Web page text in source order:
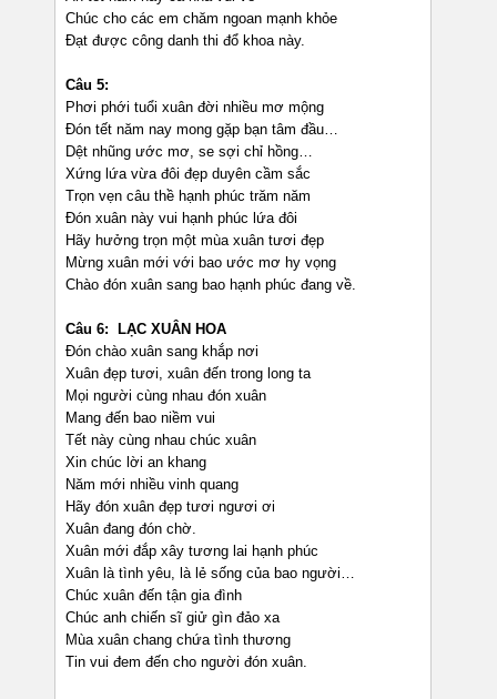
Chúc cho các em chăm ngoan mạnh khỏe
Đạt được công danh thi đổ khoa này.
Câu 5:
Phơi phới tuổi xuân đời nhiều mơ mộng
Đón tết năm nay mong gặp bạn tâm đầu…
Dệt nhũng ước mơ, se sợi chỉ hồng…
Xứng lứa vừa đôi đẹp duyên cầm sắc
Trọn vẹn câu thề hạnh phúc trăm năm
Đón xuân này vui hạnh phúc lứa đôi
Hãy hưởng trọn một mùa xuân tươi đẹp
Mừng xuân mới với bao ước mơ hy vọng
Chào đón xuân sang bao hạnh phúc đang về.
Câu 6:
LẠC XUÂN HOA
Đón chào xuân sang khắp nơi
Xuân đẹp tươi, xuân đến trong long ta
Mọi người cùng nhau đón xuân
Mang đến bao niềm vui
Tết này cùng nhau chúc xuân
Xin chúc lời an khang
Năm mới nhiều vinh quang
Hãy đón xuân đẹp tươi ngươi ơi
Xuân đang đón chờ.
Xuân mới đắp xây tương lai hạnh phúc
Xuân là tình yêu, là lẻ sống của bao người…
Chúc xuân đến tận gia đình
Chúc anh chiến sĩ giử gìn đảo xa
Mùa xuân chang chứa tình thương
Tin vui đem đến cho người đón xuân.